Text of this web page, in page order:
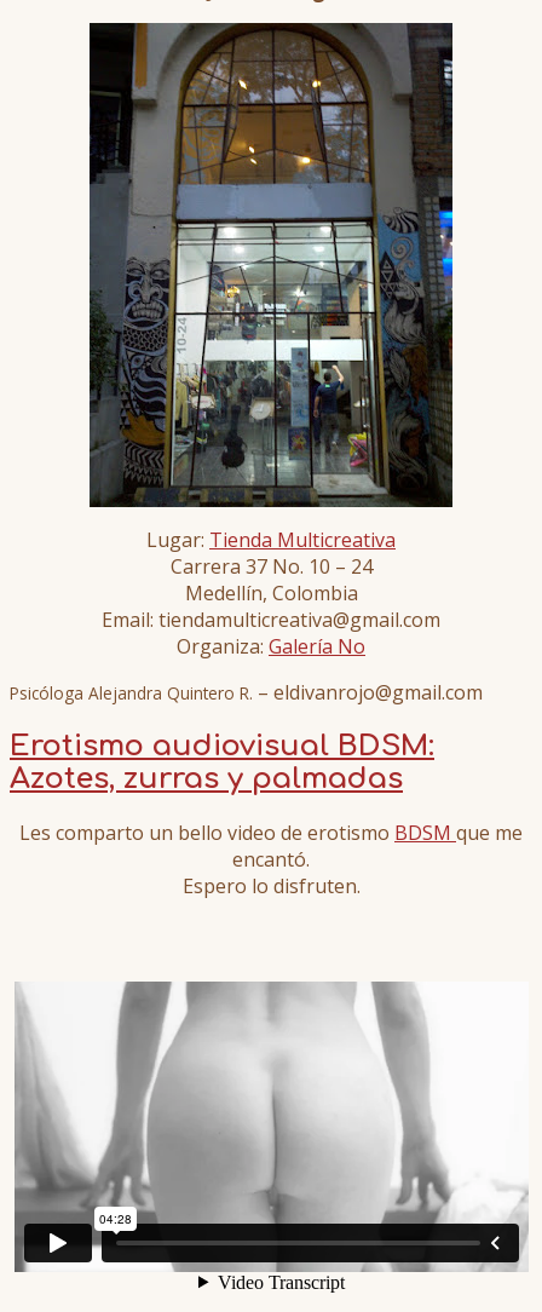
Lugar: Tienda Multicreativa
Carrera 37 No. 10 – 24
Medellín, Colombia
Email: tiendamulticreativa@gmail.com
Organiza: Galería No
Psicóloga Alejandra Quintero R. – eldivanrojo@gmail.com
Erotismo audiovisual BDSM:
Azotes, zurras y palmadas
Les comparto un bello video de erotismo BDSM que me
encantó.
Espero lo disfruten.